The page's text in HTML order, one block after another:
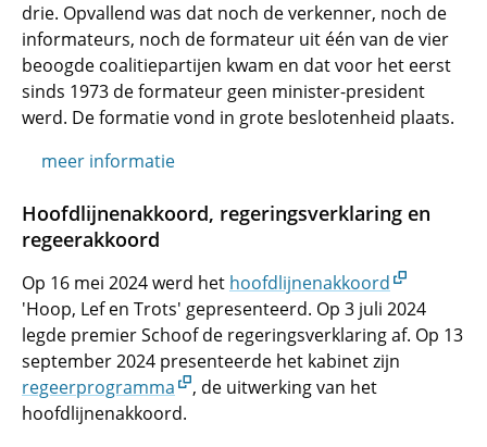
drie. Opvallend was dat noch de verkenner, noch de
informateurs, noch de formateur uit één van de vier
beoogde coalitiepartijen kwam en dat voor het eerst
sinds 1973 de formateur geen minister-president
werd. De formatie vond in grote beslotenheid plaats.
meer informatie
Hoofdlijnenakkoord, regeringsverklaring en
regeerakkoord
Op 16 mei 2024 werd het hoofdlijnenakkoord
'Hoop, Lef en Trots' gepresenteerd. Op 3 juli 2024
legde premier Schoof de regeringsverklaring af. Op 13
september 2024 presenteerde het kabinet zijn
regeerprogramma
, de uitwerking van het
hoofdlijnenakkoord.